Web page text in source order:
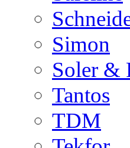
Simon
Soler &
Tantos
TDM